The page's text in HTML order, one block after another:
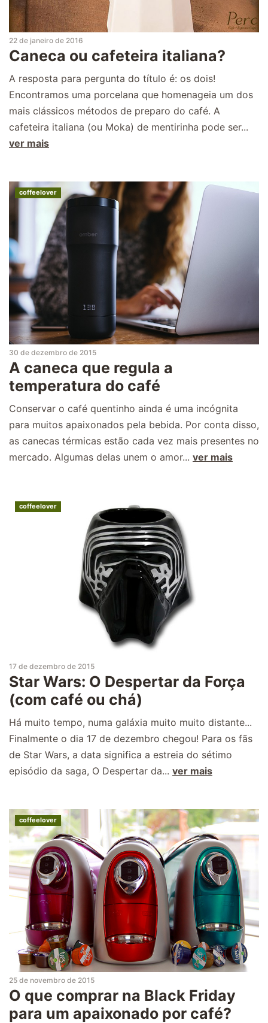
22 de janeiro de 2016
Caneca ou cafeteira italiana?
A resposta para pergunta do título é: os dois!
Encontramos uma porcelana que homenageia um dos
mais clássicos métodos de preparo do café. A
cafeteira italiana (ou Moka) de mentirinha pode ser...
ver mais
coffeelover
30 de dezembro de 2015
A caneca que regula a
temperatura do café
Conservar o café quentinho ainda é uma incógnita
para muitos apaixonados pela bebida. Por conta disso,
as canecas térmicas estão cada vez mais presentes no
mercado. Algumas delas unem o amor... ver mais
coffeelover
17 de dezembro de 2015
Star Wars: O Despertar da Força
(com café ou chá)
Há muito tempo, numa galáxia muito muito distante...
Finalmente o dia 17 de dezembro chegou! Para os fãs
de Star Wars, a data significa a estreia do sétimo
episódio da saga, O Despertar da... ver mais
coffeelover
25 de novembro de 2015
O que comprar na Black Friday
para um apaixonado por café?